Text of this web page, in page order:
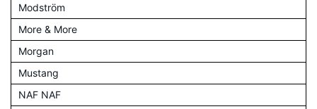
Modström
More & More
Morgan
Mustang
NAF NAF